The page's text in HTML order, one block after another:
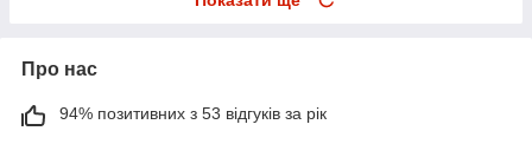
Про нас
94% позитивних з 53 відгуків за рік